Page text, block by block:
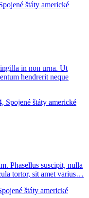
štáty americké
in non urna. Ut
hendrerit neque
Spojené štáty americké
Phasellus suscipit, nulla
tortor, sit amet varius…
štáty americké